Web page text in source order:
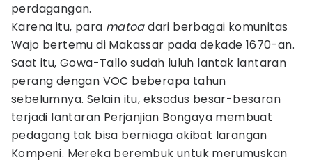
perdagangan.
Karena itu, para matoadari berbagai komunitas
Wajo bertemu di Makassar pada dekade 1670-an.
Saat itu, Gowa-Tallo sudah luluh lantak lantaran
perang dengan VOC beberapa tahun
sebelumnya. Selain itu, eksodus besar-besaran
terjadi lantaran Perjanjian Bongaya membuat
pedagang tak bisa berniaga akibat larangan
Kompeni. Mereka berembuk untuk merumuskan